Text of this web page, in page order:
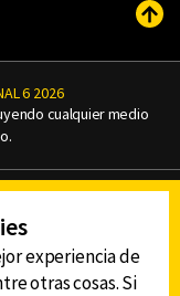
6 2026
cualquier medio
experiencia de
otras cosas. Si